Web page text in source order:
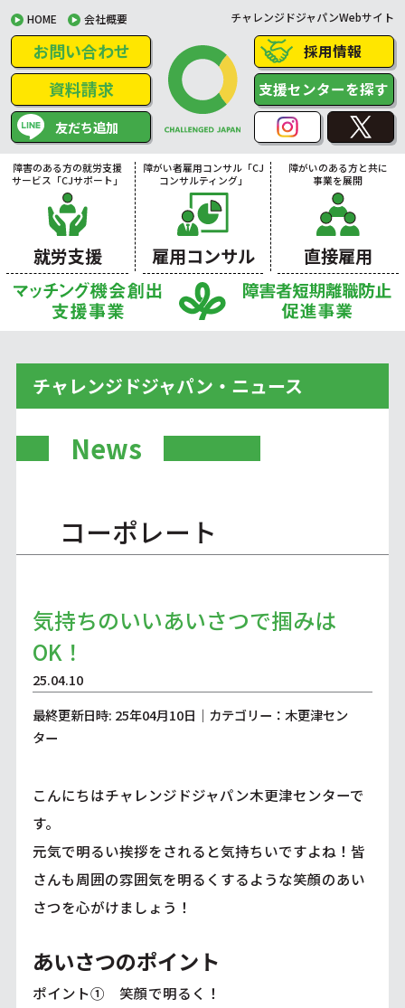
HOME 会社概要 チャレンジドジャパンWebサイト
お問い合わせ
資料請求
友だち追加
採用情報
支援センターを探す
障害のある方の就労支援
サービス「CJサポート」
就労支援
障がい者雇用コンサル「CJ
コンサルティング」
雇用コンサル
障がいのある方と共に
事業を展開
直接雇用
チャレンジドジャパン・ニュース
News
コーポレート
気持ちのいいあいさつで掴みは
OK！
25.04.10
最終更新日時: 25年04月10日｜カテゴリー：木更津セン
ター
こんにちはチャレンジドジャパン木更津センターで
す。
元気で明るい挨拶をされると気持ちいですよね！皆
さんも周囲の雰囲気を明るくするような笑顔のあい
さつを心がけましょう！
あいさつのポイント
ポイント① 笑顔で明るく！